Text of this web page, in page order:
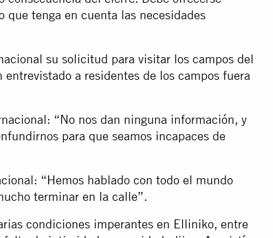
que tenga en cuenta las necesidades
su solicitud para visitar los campos del
a residentes de los campos fuera
“No nos dan ninguna información, y
para que seamos incapaces de
“Hemos hablado con todo el mundo
terminar en la calle”.
condiciones imperantes en Elliniko, entre